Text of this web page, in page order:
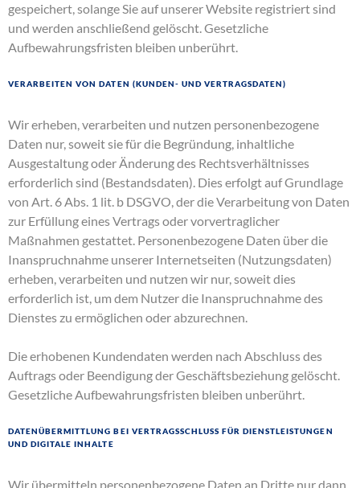
gespeichert, solange Sie auf unserer Website registriert sind
und werden anschließend gelöscht. Gesetzliche
Aufbewahrungsfristen bleiben unberührt.
Verarbeiten von Daten (Kunden- und Vertragsdaten)
Wir erheben, verarbeiten und nutzen personenbezogene
Daten nur, soweit sie für die Begründung, inhaltliche
Ausgestaltung oder Änderung des Rechtsverhältnisses
erforderlich sind (Bestandsdaten). Dies erfolgt auf Grundlage
von Art. 6 Abs. 1 lit. b DSGVO, der die Verarbeitung von Daten
zur Erfüllung eines Vertrags oder vorvertraglicher
Maßnahmen gestattet. Personenbezogene Daten über die
Inanspruchnahme unserer Internetseiten (Nutzungsdaten)
erheben, verarbeiten und nutzen wir nur, soweit dies
erforderlich ist, um dem Nutzer die Inanspruchnahme des
Dienstes zu ermöglichen oder abzurechnen.
Die erhobenen Kundendaten werden nach Abschluss des
Auftrags oder Beendigung der Geschäftsbeziehung gelöscht.
Gesetzliche Aufbewahrungsfristen bleiben unberührt.
Datenübermittlung bei Vertragsschluss für Dienstleistungen
und digitale Inhalte
Wir übermitteln personenbezogene Daten an Dritte nur dann,